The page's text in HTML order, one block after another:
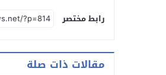
رابط مختصر
مقالات ذات صلة